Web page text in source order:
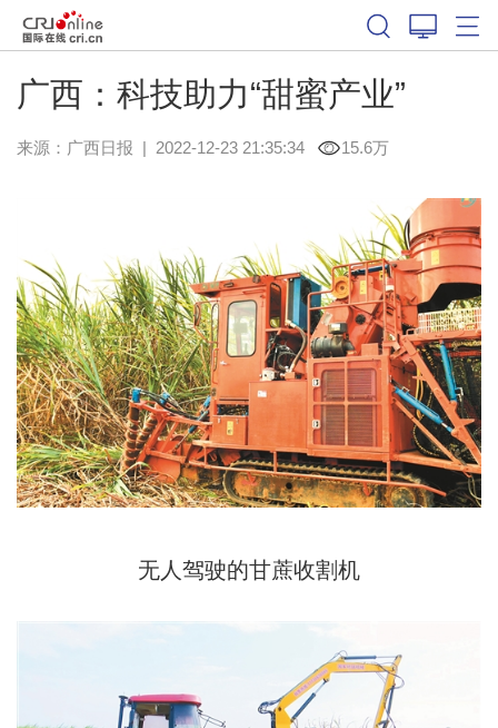
广西：科技助力“甜蜜产业”
来源： 广西日报 | 2022-12-23 21:35:34 15.6万
无人驾驶的甘蔗收割机